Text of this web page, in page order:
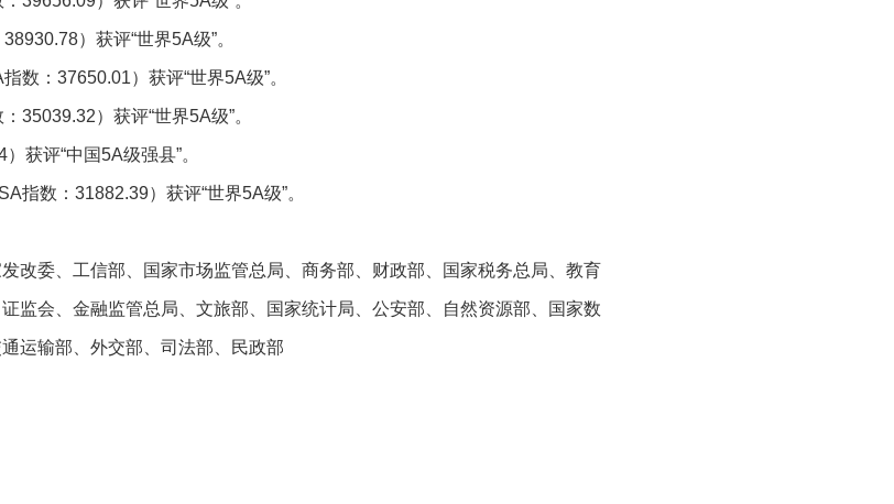
）获评“世界5A级”。
数：37650.01）获评“世界5A级”。
35039.32）获评“世界5A级”。
获评“中国5A级强县”。
指数：31882.39）获评“世界5A级”。
委、工信部、国家市场监管总局、商务部、财政部、国家税务总局、教育
监会、金融监管总局、文旅部、国家统计局、公安部、自然资源部、国家数
运输部、外交部、司法部、民政部